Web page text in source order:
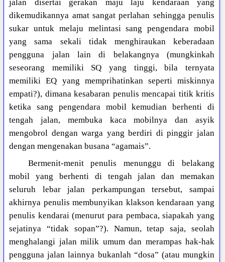
jalan disertai gerakan maju laju kendaraan yang
dikemudikannya amat sangat perlahan sehingga penulis
sukar untuk melaju melintasi sang pengendara mobil
yang sama sekali tidak menghiraukan keberadaan
pengguna jalan lain di belakangnya (mungkinkah
seseorang memiliki SQ yang tinggi, bila ternyata
memiliki EQ yang memprihatinkan seperti miskinnya
empati?), dimana kesabaran penulis mencapai titik kritis
ketika sang pengendara mobil kemudian berhenti di
tengah jalan, membuka kaca mobilnya dan asyik
mengobrol dengan warga yang berdiri di pinggir jalan
dengan mengenakan busana “agamais”.
Bermenit-menit penulis menunggu di belakang
mobil yang berhenti di tengah jalan dan memakan
seluruh lebar jalan perkampungan tersebut, sampai
akhirnya penulis membunyikan klakson kendaraan yang
penulis kendarai (menurut para pembaca, siapakah yang
sejatinya “tidak sopan”?). Namun, tetap saja, seolah
menghalangi jalan milik umum dan merampas hak-hak
pengguna jalan lainnya bukanlah “dosa” (atau mungkin